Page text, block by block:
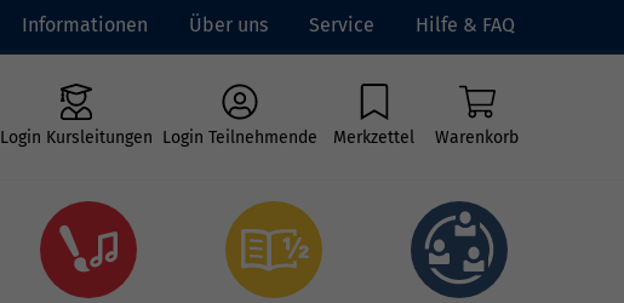
Informationen Über uns Service Hilfe & FAQ
Login Kursleitungen Login Teilnehmende Merkzettel Warenkorb